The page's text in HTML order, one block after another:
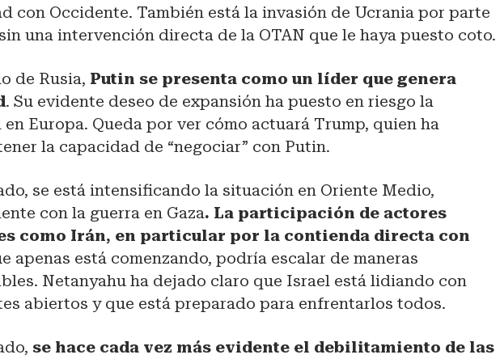
con Occidente. También está la invasión de Ucrania por parte
una intervención directa de la OTAN que le haya puesto coto.
de Rusia, Putin se presenta como un líder que genera
. Su evidente deseo de expansión ha puesto en riesgo la
Europa. Queda por ver cómo actuará Trump, quien ha
la capacidad de “negociar” con Putin.
se está intensificando la situación en Oriente Medio,
con la guerra en Gaza. La participación de actores
como Irán, en particular por la contienda directa con
apenas está comenzando, podría escalar de maneras
Netanyahu ha dejado claro que Israel está lidiando con
abiertos y que está preparado para enfrentarlos todos.
se hace cada vez más evidente el debilitamiento de las